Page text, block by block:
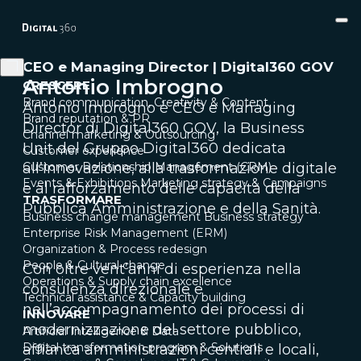
CRESCERE
Brand communication, Creativity & Content
Brand reputation & PR
Channel marketing & Outsourcing
Customer experience
Customer Relationship Management (CRM)
Events & Exhibitions Marketing strategy & Campaigns
TRASFORMARE
Business change management Business strategy
Enterprise Risk Management (ERM)
Organization & Process redesign
People & Cultural change
Operations & Supply chain excellence
Technical assistance & Capacity building
INNOVARE
Artificial Intelligence & Data
Digital transformation program & Solutions
CEO e Managing Director | Digital360 GOV
Antonio Imbrogno
Antonio Imbrogno è CEO e Managing
Director di Digital360 GOV, la Business
Unit del Gruppo Digital360 dedicata
all’innovazione, alla trasformazione digitale
e al rafforzamento delle capacità della
Pubblica Amministrazione e della Sanità.
Con oltre vent’anni di esperienza nella
consulenza direzionale e
nell’accompagnamento dei processi di
modernizzazione del settore pubblico,
affianca amministrazioni centrali e locali,